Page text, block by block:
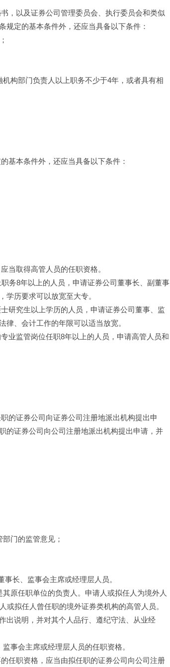
，以及证券公司管理委员会、执行委员会和类似
定的基本条件外，还应当具备以下条件：
构部门负责人以上职务不少于4年，或者具有相
基本条件外，还应当具备以下条件：
取得高管人员的任职资格。
8年以上的人员，申请证券公司董事长、副董事
历要求可以放宽至大专。
究生以上学历的人员，申请证券公司董事、监
、会计工作的年限可以适当放宽。
监管岗位任职8年以上的人员，申请高管人员和
的证券公司向证券公司注册地派出机构提出申
的证券公司向公司注册地派出机构提出申请，并
门的监管意见；
长、监事会主席或经理层人员。
原任职单位的负责人。申请人或拟任人为境外人
拟任人曾任职的境外证券类机构的高管人员。
说明，并对其个人品行、遵纪守法、从业经
事会主席或经理层人员的任职资格。
职资格，应当由拟任职的证券公司向公司注册